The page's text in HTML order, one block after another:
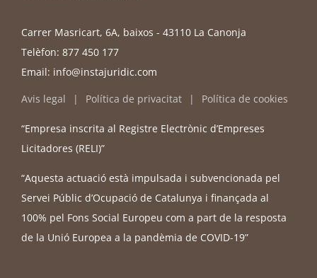
Carrer Masricart, 6A, baixos - 43110 La Canonja
Telèfon: 877 450 177
Email: info@instajuridic.com
Avis legal
Política de privacitat Política de cookies
“Empresa inscrita al Registre Electrònic d’Empreses
Licitadores (RELI)”
“Aquesta actuació està impulsada i subvencionada pel
Servei Públic d’Ocupació de Catalunya i finançada al
100% pel Fons Social Europeu com a part de la resposta
de la Unió Europea a la pandèmia de COVID-19”